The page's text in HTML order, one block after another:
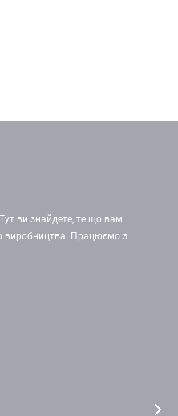
ви знайдете, те що вам
виробництва. Працюємо з